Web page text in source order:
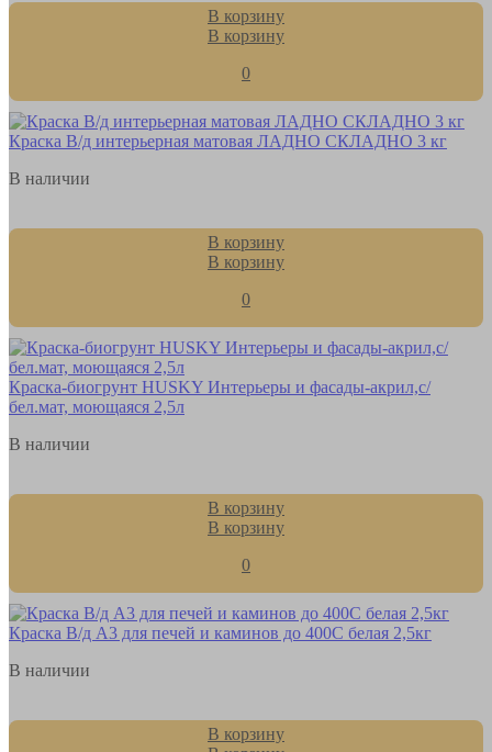
В корзину
В корзину
0
Краска В/д интерьерная матовая ЛАДНО СКЛАДНО 3 кг
В наличии
В корзину
В корзину
0
Краска-биогрунт HUSKY Интерьеры и фасады-акрил,с/
бел.мат, моющаяся 2,5л
В наличии
В корзину
В корзину
0
Краска В/д А3 для печей и каминов до 400С белая 2,5кг
В наличии
В корзину